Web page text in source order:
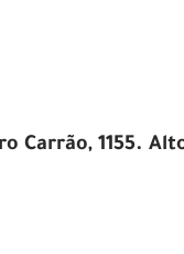
Carrão, 1155.